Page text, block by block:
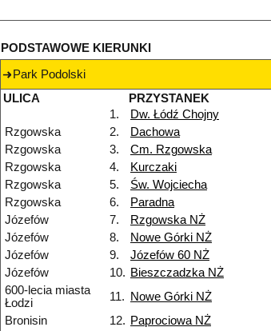
PODSTAWOWE KIERUNKI
Park Podolski
ULICA
PRZYSTANEK
1.
Dw. Łódź Chojny
Rzgowska
2. Dachowa
Rzgowska
3. Cm. Rzgowska
Rzgowska
4. Kurczaki
Rzgowska
5. Św. Wojciecha
Rzgowska
6. Paradna
Józefów
7. Rzgowska NŻ
Józefów
8. Nowe Górki NŻ
Józefów
9. Józefów 60 NŻ
Józefów
10. Bieszczadzka NŻ
600-lecia miasta
Łodzi
11. Nowe Górki NŻ
Bronisin 12. Paprociowa NŻ